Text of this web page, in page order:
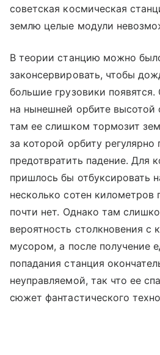
советская космическая
землю целые модули
В теории станцию можно
законсервировать, чтобы
большие грузовики
на нынешней орбите высотой
там ее слишком тормозит
за которой орбиту
предотвратить падение. Для
пришлось бы отбуксировать
несколько сотен километров
почти нет. Однако там
вероятность столкновения с
мусором, а после получение
попадания станция
неуправляемой, так что ее
сюжет фантастического